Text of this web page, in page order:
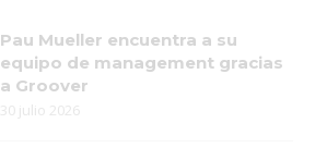
Pau Mueller encuentra a su
equipo de management gracias
a Groover
30 julio 2026